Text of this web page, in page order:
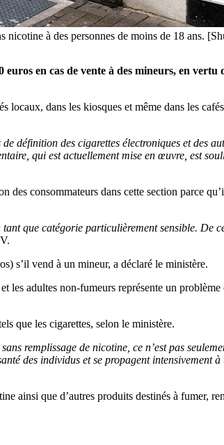
à des personnes de moins de 18 ans.
en cas de vente à des mineurs, en
dans les kiosques et même dans les
définition des cigarettes électroniques et des
qui est actuellement mise en œuvre, est
consommateurs dans cette section parce
que catégorie particulièrement sensible. De
s’il vend à un mineur, a déclaré le ministère.
les adultes non-fumeurs représente un
que les cigarettes, selon le ministère.
remplissage de nicotine, ce n’est pas
des individus et se propagent intensivement à
ainsi que d’autres produits destinés à fumer,